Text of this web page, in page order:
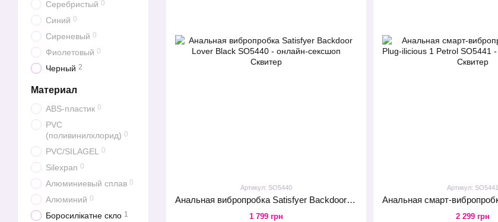
Артикул: SO5440
Анальная вибропробка Satisfyer Backdoor Lover Black
1 799 грн
Артикул: SO5441
2 299 грн
Серебристый 0
Синий 0
Сиреневый 0
Фиолетовый 0
Черный 2
Материал
ABS-пластик 0
PVC
(поливинилхлорид) 0
PVC/SILAGEL 0
Silexpan 0
Алюминиевый сплав 0
Алюминий 0
Боросилікатне скло 1